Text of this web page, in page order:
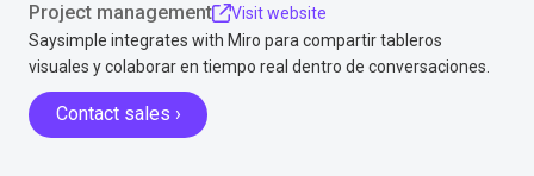
Project management
Visit website
Saysimple integrates with Miro para compartir tableros
visuales y colaborar en tiempo real dentro de conversaciones.
Contact sales ›